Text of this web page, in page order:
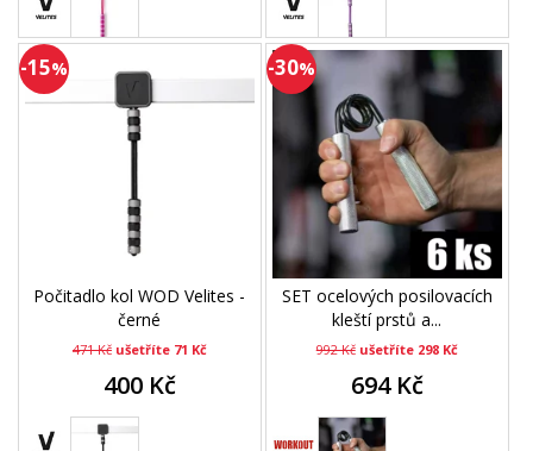
-15%
Počitadlo kol WOD Velites -
černé
471 Kč ušetříte 71 Kč
400 Kč
-30%
SET ocelových posilovacích
kleští prstů a...
992 Kč ušetříte 298 Kč
694 Kč